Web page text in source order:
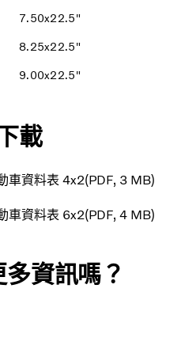
7.50x22.5"
8.25x22.5"
9.00x22.5"
載
車資料表 4x2 PDF 3 MB
車資料表 6x2 PDF 4 MB
資訊嗎？